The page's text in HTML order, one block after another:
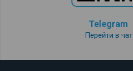
Telegram
Перейти в чат